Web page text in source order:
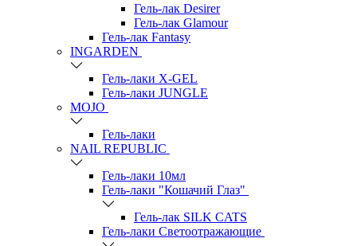
Гель-лак Desirer
Гель-лак Glamour
Гель-лак Fantasy
INGARDEN
Гель-лаки Х-GEL
Гель-лаки JUNGLE
MOJO
Гель-лаки
NAIL REPUBLIC
Гель-лаки 10мл
Гель-лаки "Кошачий Глаз"
Гель-лак SILK CATS
Гель-лаки Светоотражающие